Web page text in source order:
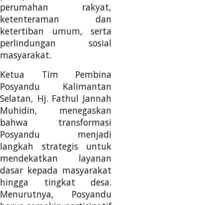
perumahan rakyat,
ketenteraman dan
ketertiban umum, serta
perlindungan sosial
masyarakat.
Ketua Tim Pembina
Posyandu Kalimantan
Selatan, Hj. Fathul Jannah
Muhidin, menegaskan
bahwa transformasi
Posyandu menjadi
langkah strategis untuk
mendekatkan layanan
dasar kepada masyarakat
hingga tingkat desa.
Menurutnya, Posyandu